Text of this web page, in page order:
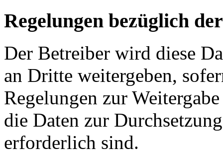
Regelungen bezüglich
Der Betreiber wird diese
an Dritte weitergeben,
Regelungen zur
die Daten zur
erforderlich sind.